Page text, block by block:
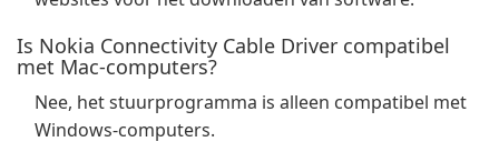
Is Nokia Connectivity Cable Driver compatibel
met Mac-computers?
Nee, het stuurprogramma is alleen compatibel met
Windows-computers.